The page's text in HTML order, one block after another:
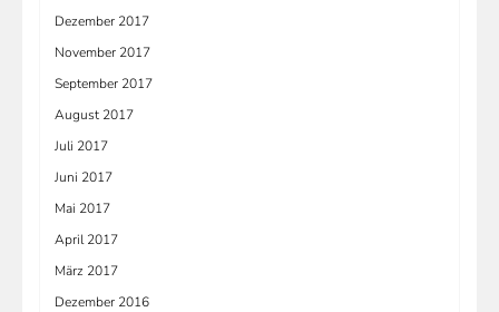
Dezember 2017
November 2017
September 2017
August 2017
Juli 2017
Juni 2017
Mai 2017
April 2017
März 2017
Dezember 2016